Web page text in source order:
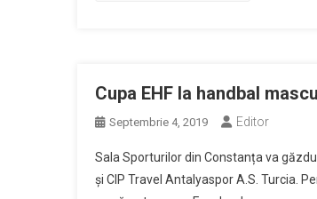
Cupa EHF la handbal
Septembrie 4, 2019 Editor
Sala Sporturilor din Constanța va
și CIP Travel Antalyaspor A.S. Turcia.